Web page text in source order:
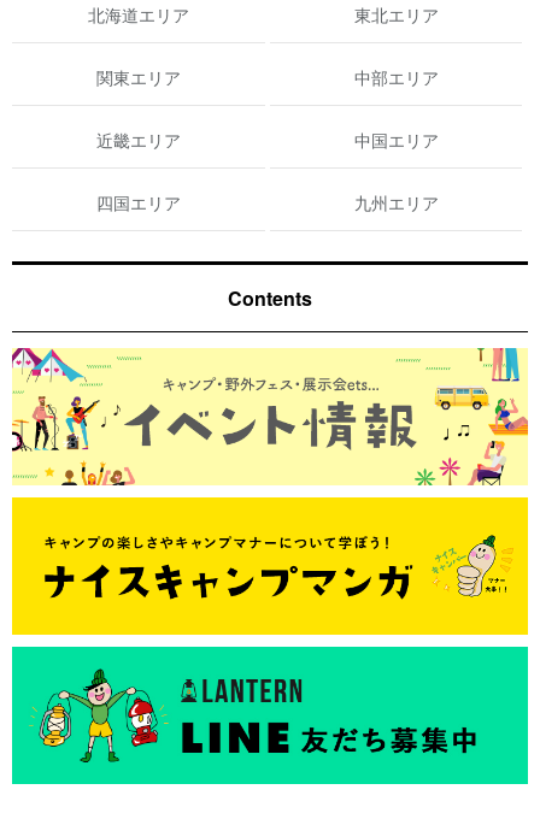
北海道エリア 東北エリア
関東エリア 中部エリア
近畿エリア 中国エリア
四国エリア 九州エリア
Contents